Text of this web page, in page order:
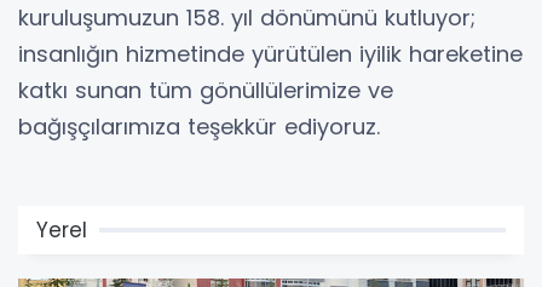
kuruluşumuzun 158. yıl dönümünü kutluyor;
insanlığın hizmetinde yürütülen iyilik hareketine
katkı sunan tüm gönüllülerimize ve
bağışçılarımıza teşekkür ediyoruz.
Yerel